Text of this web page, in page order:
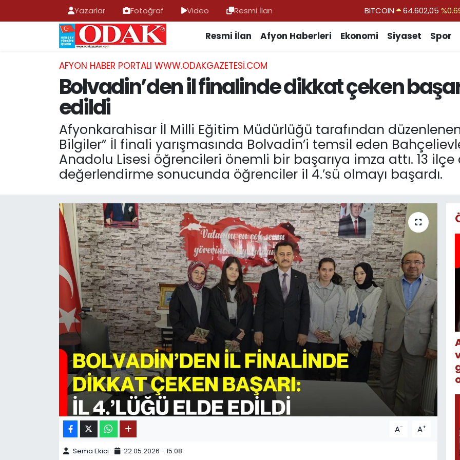
Yazarlar Fotoğraf Video Resmi İlan DOLAR 47,5986
EURO
55,0700
BİST100
13.768
Resmi İlan Afyon Haberleri Ekonomi Siyaset Spor
AFYON HABER PORTALI WWW.ODAKGAZETESI.COM
Bolvadin’den il finalinde dikkat çeken
edildi
Afyonkarahisar İl Milli Eğitim Müdürlüğü tarafından
Bilgiler” İl finali yarışmasında Bolvadin’i temsil eden
Anadolu Lisesi öğrencileri önemli bir başarıya imza attı. 13 ilçe
değerlendirme sonucunda öğrenciler il 4.’sü olmayı başardı.
A- A+
Sema Ekici 22.05.2026 - 15:08
AFYONKARAHİSAR HABERLERİ
Resmi İlan
ASAYİŞ
GÜNCEL
SİYASET
EĞİTİM
11:11 MANŞET
Nöbetçi Eczaneler
Hava Durumu
Trafik Durumu
Süper Lig Puan Durumu ve Fikstür
Tüm Manşetler
Son Dakika Haberleri